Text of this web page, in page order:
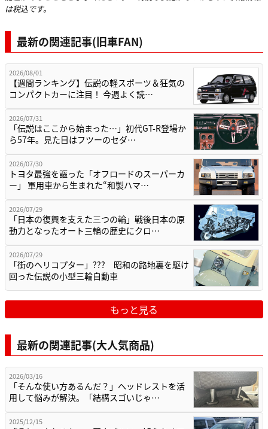
は税込です。
最新の関連記事(旧車FAN)
2026/08/01
【週間ランキング】伝説の軽スポーツ＆狂気の
コンパクトカーに注目！ 今週よく読…
2026/07/31
「伝説はここから始まった…」初代GT-R登場か
ら57年。見た目はフツーのセダ…
2026/07/30
トヨタ最強を謳った「オフロードのスーパーカ
ー」 軍用車から生まれた“和製ハマ…
2026/07/29
「日本の復興を支えた三つの輪」戦後日本の原
動力となったオート三輪の歴史にクロ…
2026/07/29
「街のヘリコプター」??? 昭和の路地裏を駆け
回った伝説の小型三輪自動車
もっと見る
最新の関連記事(大人気商品)
2026/03/16
「そんな使い方あるんだ？」ヘッドレストを活
用して悩みが解決。「結構スゴいじゃ…
2025/12/15